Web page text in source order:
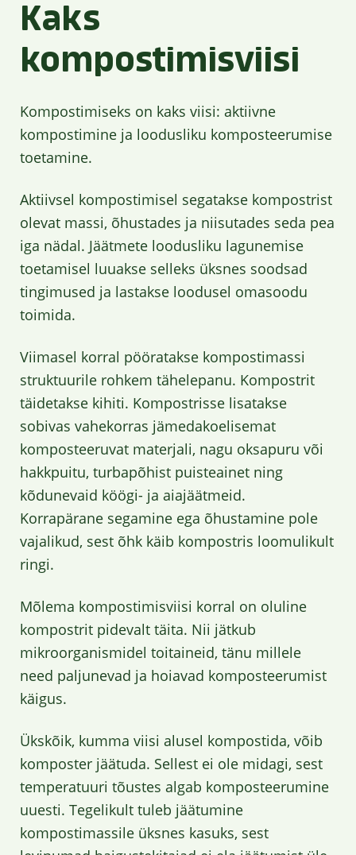
Kaks
kompostimisviisi
Kompostimiseks on kaks viisi: aktiivne
kompostimine ja loodusliku komposteerumise
toetamine.
Aktiivsel kompostimisel segatakse kompostrist
olevat massi, õhustades ja niisutades seda pea
iga nädal. Jäätmete loodusliku lagunemise
toetamisel luuakse selleks üksnes soodsad
tingimused ja lastakse loodusel omasoodu
toimida.
Viimasel korral pööratakse kompostimassi
struktuurile rohkem tähelepanu. Kompostrit
täidetakse kihiti. Kompostrisse lisatakse
sobivas vahekorras jämedakoelisemat
komposteeruvat materjali, nagu oksapuru või
hakkpuitu, turbapõhist puisteainet ning
kõdunevaid köögi- ja aiajäätmeid.
Korrapärane segamine ega õhustamine pole
vajalikud, sest õhk käib kompostris loomulikult
ringi.
Mõlema kompostimisviisi korral on oluline
kompostrit pidevalt täita. Nii jätkub
mikroorganismidel toitaineid, tänu millele
need paljunevad ja hoiavad komposteerumist
käigus.
Ükskõik, kumma viisi alusel kompostida, võib
komposter jäätuda. Sellest ei ole midagi, sest
temperatuuri tõustes algab komposteerumine
uuesti. Tegelikult tuleb jäätumine
kompostimassile üksnes kasuks, sest